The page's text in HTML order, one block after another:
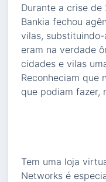
Durante a crise
Bankia fechou
vilas,
eram na verdade
cidades e vilas
Reconheciam que
que podiam fazer,
Tem uma loja
Networks é